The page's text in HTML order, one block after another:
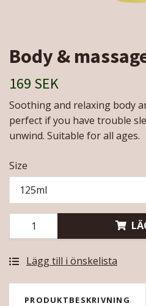
Body &
169 SEK
Soothing and relaxing body
perfect if you have trouble
unwind. Suitable for all ages.
Size
125ml
Lägg till i önskelista
PRODUKTBESKRIVNING